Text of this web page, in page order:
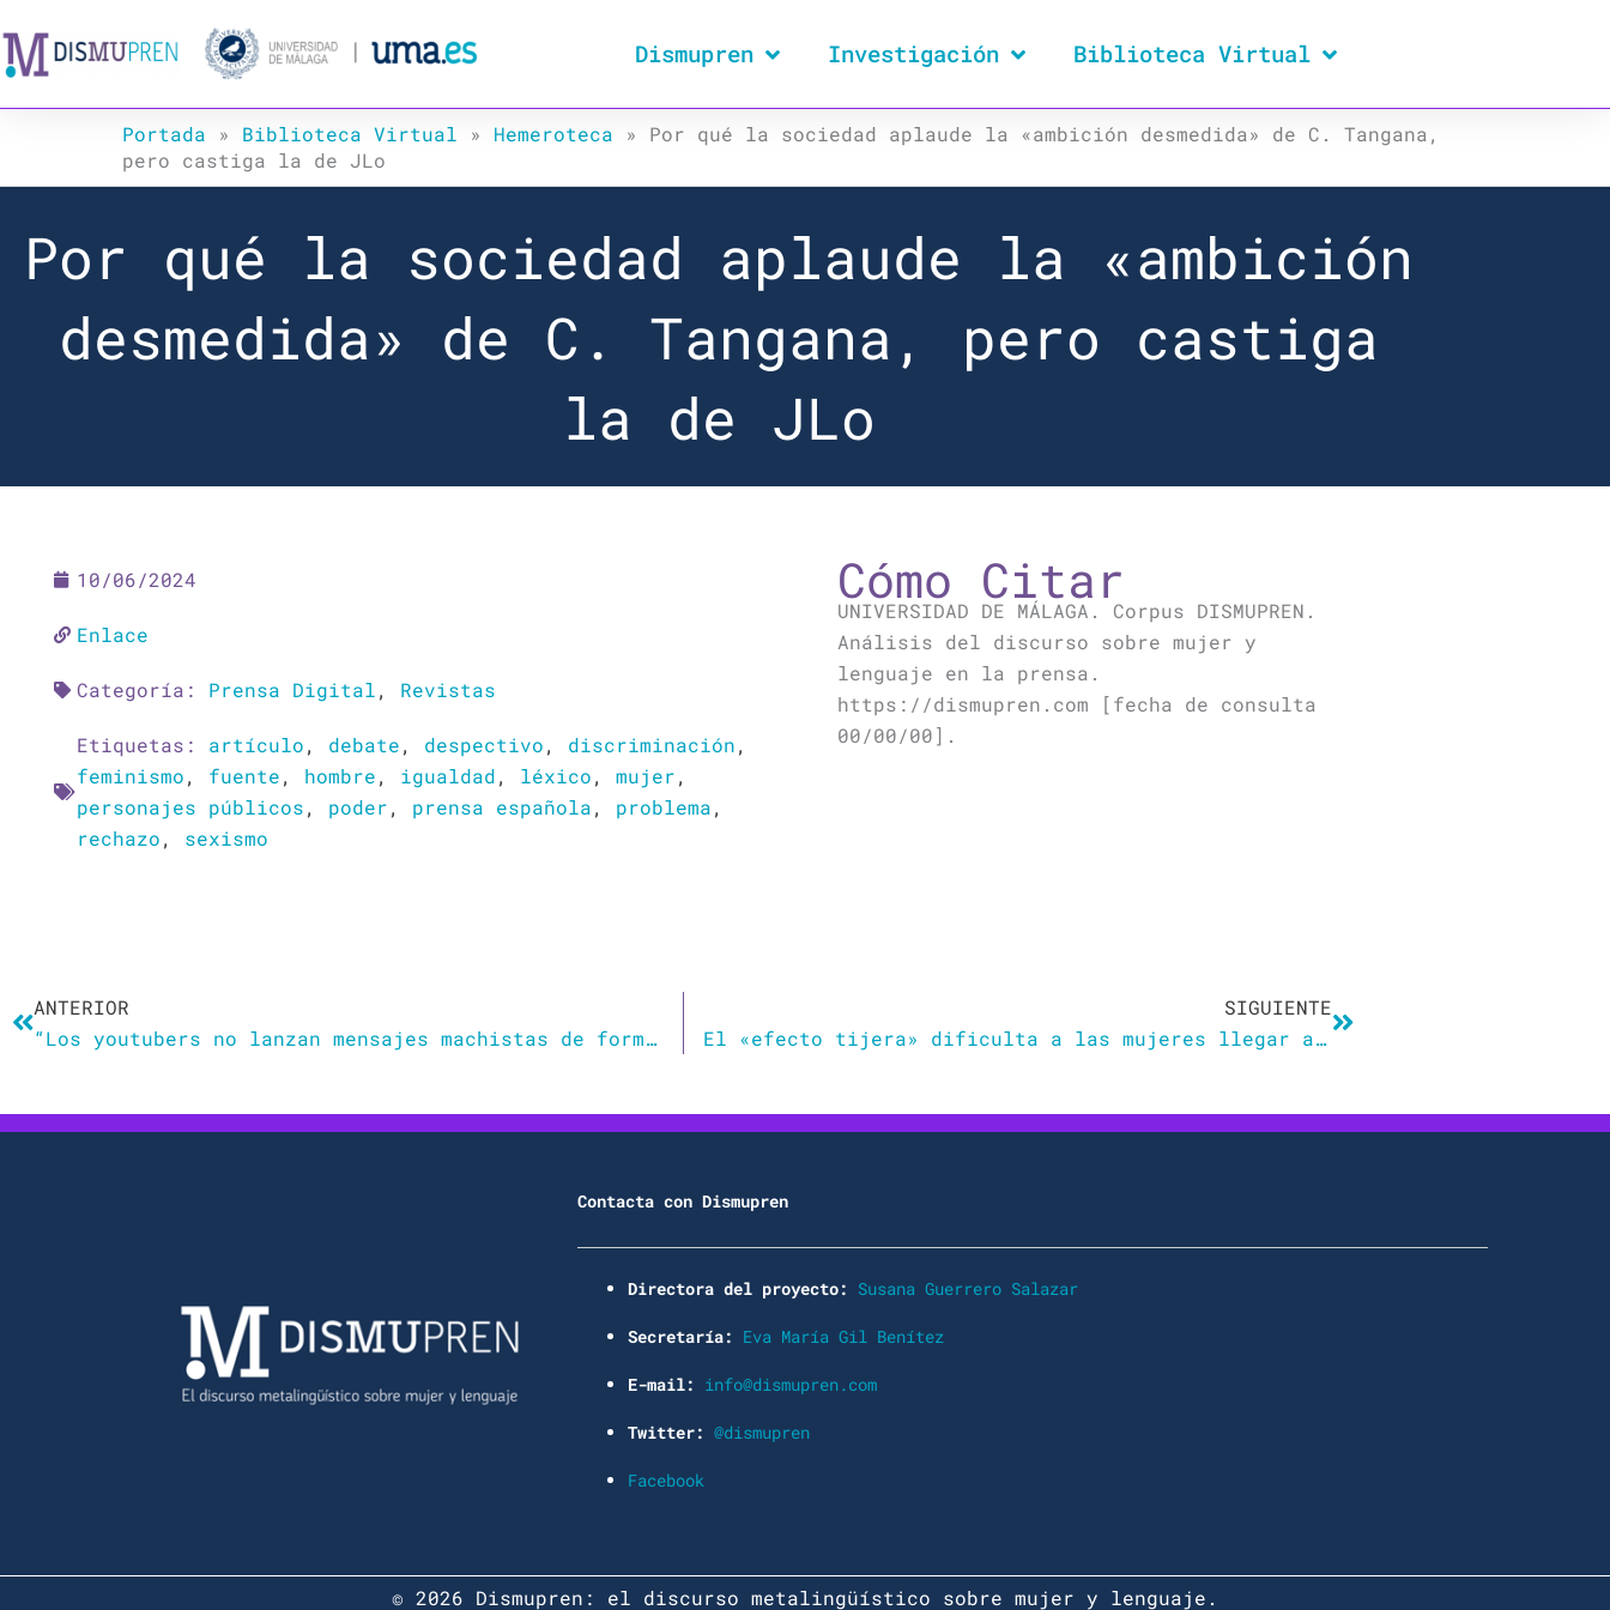
al
contenido
Dismupren Investigación Biblioteca Virtual
Portada » Biblioteca Virtual » Hemeroteca » Por qué la sociedad aplaude la «ambición desmedida» de C. Tangana,
pero castiga la de JLo
Por qué la sociedad aplaude la «ambición
desmedida» de C. Tangana, pero castiga
la de JLo
10/06/2024
Enlace
Categoría: Prensa Digital, Revistas
Etiquetas: artículo, debate, despectivo, discriminación,
feminismo, fuente, hombre, igualdad, léxico, mujer,
personajes públicos, poder, prensa española, problema,
rechazo, sexismo
Cómo Citar
UNIVERSIDAD DE MÁLAGA. Corpus DISMUPREN.
Análisis del discurso sobre mujer y
lenguaje en la prensa.
https://dismupren.com [fecha de consulta
00/00/00].
ANTERIOR
“Los youtubers no lanzan mensajes machistas de forma consciente, lo tienen interiorizado, son un reflejo de la sociedad”
SIGUIENTE
El «efecto tijera» dificulta a las mujeres llegar a la élite científica
Contacta con Dismupren
Directora del proyecto: Susana Guerrero Salazar
Secretaría: Eva María Gil Benítez
E-mail: info@dismupren.com
Twitter: @dismupren
Facebook
© 2026 Dismupren: el discurso metalingüístico sobre mujer y lenguaje.